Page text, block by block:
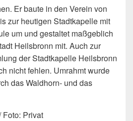
Er baute in den Verein von
zur heutigen Stadtkapelle mit
um und gestaltet maßgeblich
Heilsbronn mit. Auch zur
der Stadtkapelle Heilsbronn
nicht fehlen. Umrahmt wurde
das Waldhorn- und das
Foto: Privat